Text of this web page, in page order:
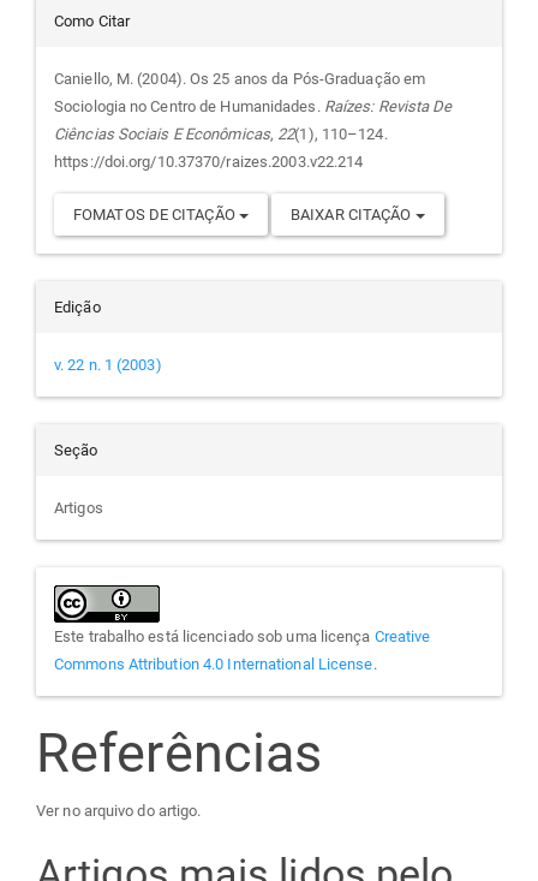
Detalhes
do
artigo
Como Citar
Caniello, M. (2004). Os 25 anos da Pós-Graduação em
Sociologia no Centro de Humanidades. Raízes: Revista De
Ciências Sociais E Econômicas, 22(1), 110–124.
https://doi.org/10.37370/raizes.2003.v22.214
FOMATOS DE CITAÇÃO BAIXAR CITAÇÃO
Edição
v. 22 n. 1 (2003)
Seção
Artigos
Este trabalho está licenciado sob uma licença Creative
Commons Attribution 4.0 International License.
Referências
Ver no arquivo do artigo.